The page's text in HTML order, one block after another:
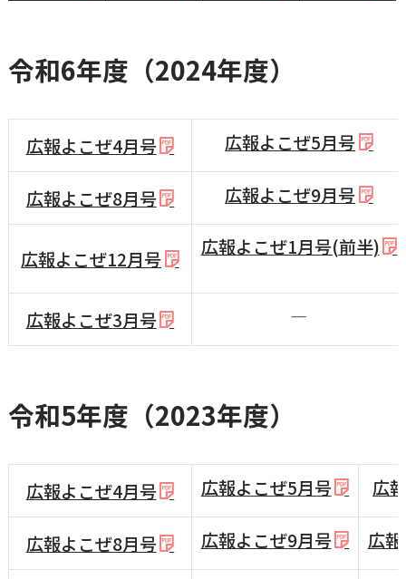
令和6年度（2024年度）
広報よこぜ4月号 広報よこぜ5月号
広報よこぜ8月号 広報よこぜ9月号
広報よこぜ12月号 広報よこぜ1月号(前半)
広報よこぜ3月号 ―
令和5年度（2023年度）
広報よこぜ4月号 広報よこぜ5月号 広
広報よこぜ8月号 広報よこぜ9月号 広